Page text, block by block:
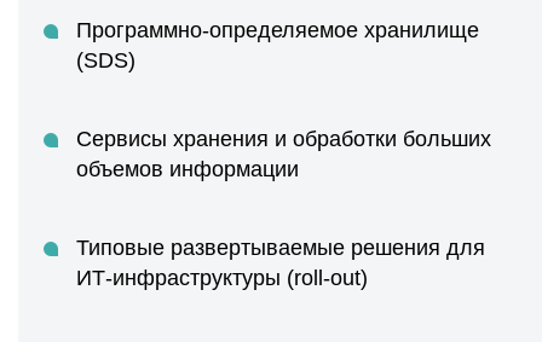
Программно-определяемое хранилище
(SDS)
Сервисы хранения и обработки больших
объемов информации
Типовые развертываемые решения для
ИТ-инфраструктуры (roll-out)